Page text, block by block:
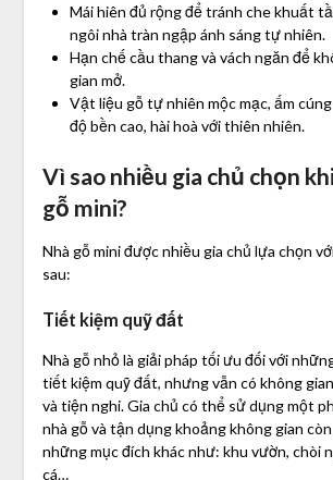
Mái hiên đủ rộng để tránh che khuất
ngôi nhà tràn ngập ánh sáng tự nhiên.
Hạn chế cầu thang và vách ngăn để
gian mở.
Vật liệu gỗ tự nhiên mộc mạc, ấm
độ bền cao, hài hoà với thiên nhiên.
Vì sao nhiều gia chủ chọn
gỗ mini?
Nhà gỗ mini được nhiều gia chủ lựa chọn
sau:
Tiết kiệm quỹ đất
Nhà gỗ nhỏ là giải pháp tối ưu đối với
tiết kiệm quỹ đất, nhưng vẫn có không
và tiện nghi. Gia chủ có thể sử dụng một
nhà gỗ và tận dụng khoảng không gian
những mục đích khác như: khu vườn, chòi
cá…